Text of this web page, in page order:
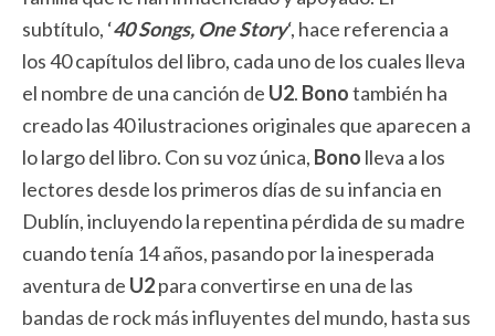
subtítulo, ‘40 Songs, One Story‘, hace referencia a
los 40 capítulos del libro, cada uno de los cuales lleva
el nombre de una canción de U2. Bonotambién ha
creado las 40 ilustraciones originales que aparecen a
lo largo del libro. Con su voz única, Bono lleva a los
lectores desde los primeros días de su infancia en
Dublín, incluyendo la repentina pérdida de su madre
cuando tenía 14 años, pasando por la inesperada
aventura de U2para convertirse en una de las
bandas de rock más influyentes del mundo, hasta sus